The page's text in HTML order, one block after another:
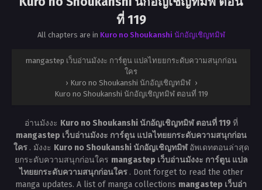
ที่ 119
All chapters are in Kuro no Shoukanshi นักอัญเชิญทมิฬ
mangastep เว็บอ่านมังงะ การ์ตูน แปลไทยยกระดับความสนุกก่อน
ใคร
› Kuro no Shoukanshi นักอัญเชิญทมิฬ ›
Kuro no Shoukanshi นักอัญเชิญทมิฬ ตอนที่ 119
อ่านมังงะ Kuro no Shoukanshi นักอัญเชิญทมิฬ ตอนที่ 119 ที่
mangastep เว็บอ่านมังงะ การ์ตูน แปลไทยยกระดับความสนุกก่อน
ใคร . มังงะ Kuro no Shoukanshi นักอัญเชิญทมิฬอัพเดทตอนล่าสุด
ยกระดับความสนุกก่อนใคร mangastep เว็บอ่านมังงะ การ์ตูน แปล
ไทยยกระดับความสนุกก่อนใคร . Dont forget to read the other
manga updates. A list of manga collections mangastep เว็บอ่า